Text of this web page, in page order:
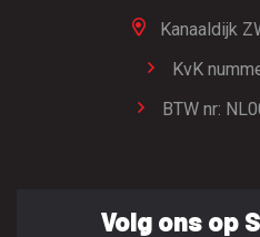
Kanaaldijk
KvK
BTW nr:
Volg ons op